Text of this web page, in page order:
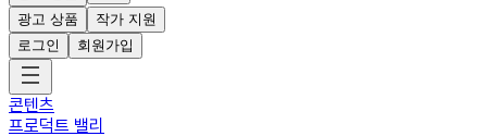
광고 상품
작가 지원
로그인
회원가입
콘텐츠
프로덕트 밸리